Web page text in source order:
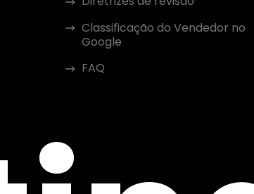
Classificação do Vendedor no
Google
FAQ